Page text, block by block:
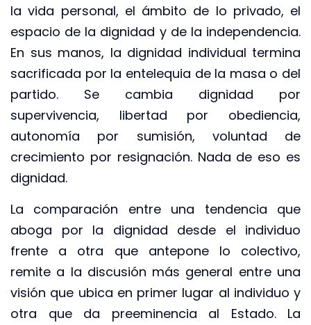
la vida personal, el ámbito de lo privado, el
espacio de la dignidad y de la independencia.
En sus manos, la dignidad individual termina
sacrificada por la entelequia de la masa o del
partido. Se cambia dignidad por
supervivencia, libertad por obediencia,
autonomía por sumisión, voluntad de
crecimiento por resignación. Nada de eso es
dignidad.
La comparación entre una tendencia que
aboga por la dignidad desde el individuo
frente a otra que antepone lo colectivo,
remite a la discusión más general entre una
visión que ubica en primer lugar al individuo y
otra que da preeminencia al Estado. La